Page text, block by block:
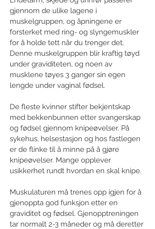
gjennom de ulike lagene i
muskelgruppen, og åpningene er
forsterket med ring- og slyngemuskler
for å holde tett når du trenger det.
Denne muskelgruppen blir kraftig tøyd
under graviditeten, og noen av
musklene tøyes 3 ganger sin egen
lengde under vaginal fødsel.
De fleste kvinner stifter bekjentskap
med bekkenbunnen etter svangerskap
og fødsel gjennom knipeøvelser. På
sykehus, helsestasjon og hos fastlegen
er de flinke til å minne på å gjøre
knipeøvelser. Mange opplever
usikkerhet rundt hvordan en skal knipe.
Muskulaturen må trenes opp igjen for å
gjenoppta god funksjon etter en
graviditet og fødsel. Gjenopptreningen
tar normalt 2-3 måneder og må deretter